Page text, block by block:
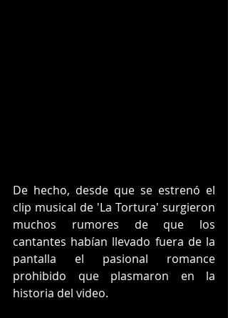
De hecho, desde que se estrenó el
clip musical de 'La Tortura' surgieron
muchos rumores de que los
cantantes habían llevado fuera de la
pantalla el pasional romance
prohibido que plasmaron en la
historia del video.